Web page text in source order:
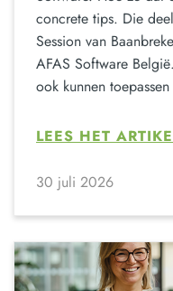
concrete tips. Die
Session van
AFAS Software
ook kunnen
LEES HET
30 juli 2026